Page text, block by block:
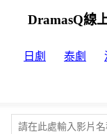
DramasQ線
日劇 泰劇